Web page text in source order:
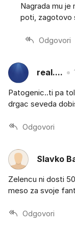
Nagrada mu je
poti, zagotovo
Odgovori
real....
Patogenic..ti pa
drgac seveda
Odgovori
Slavko
Zelencu ni dosti
meso za svoje
Odgovori